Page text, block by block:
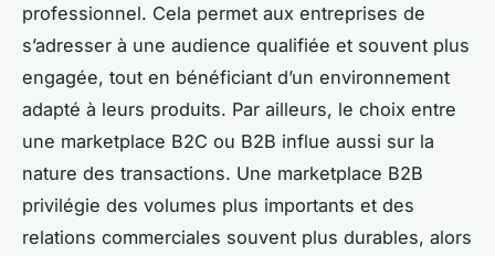
professionnel. Cela permet aux entreprises de
s’adresser à une audience qualifiée et souvent plus
engagée, tout en bénéficiant d’un environnement
adapté à leurs produits. Par ailleurs, le choix entre
une marketplace B2C ou B2B influe aussi sur la
nature des transactions. Une marketplace B2B
privilégie des volumes plus importants et des
relations commerciales souvent plus durables, alors